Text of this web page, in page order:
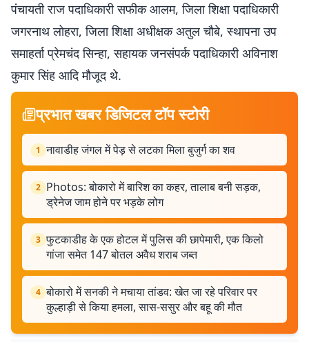
पंचायती राज पदाधिकारी सफीक आलम, जिला शिक्षा पदाधिकारी
जगरनाथ लोहरा, जिला शिक्षा अधीक्षक अतुल चौबे, स्थापना उप
समाहर्ता प्रेमचंद सिन्हा, सहायक जनसंपर्क पदाधिकारी अविनाश
कुमार सिंह आदि मौजूद थे.
प्रभात खबर डिजिटल टॉप स्टोरी
1 नावाडीह जंगल में पेड़ से लटका मिला बुजुर्ग का शव
2 Photos: बोकारो में बारिश का कहर, तालाब बनी सड़क,
ड्रेनेज जाम होने पर भड़के लोग
3 फुटकाडीह के एक होटल में पुलिस की छापेमारी, एक किलो
गांजा समेत 147 बोतल अवैध शराब जब्त
4 बोकारो में सनकी ने मचाया तांडव: खेत जा रहे परिवार पर
कुल्हाड़ी से किया हमला, सास-ससुर और बहू की मौत